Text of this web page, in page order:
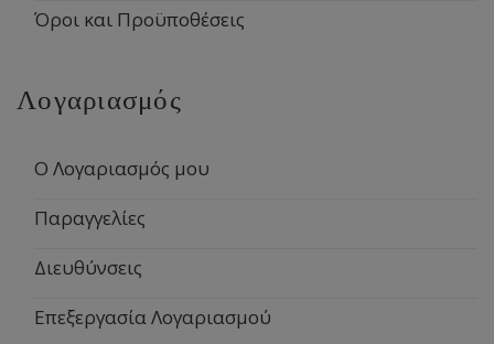
Όροι και Προϋποθέσεις
Λογαριασμός
Ο Λογαριασμός μου
Παραγγελίες
Διευθύνσεις
Επεξεργασία Λογαριασμού